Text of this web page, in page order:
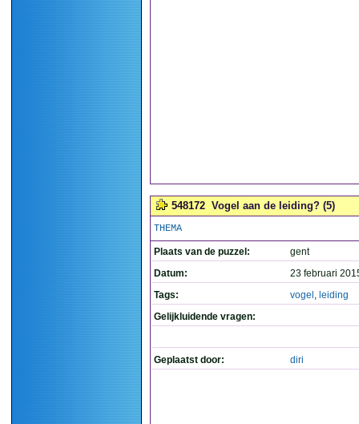
548172 Vogel aan de leiding? (5)
THEMA
Plaats van de puzzel:
gent
Datum:
23 februari
Tags:
vogel , leiding
Gelijkluidende vragen:
Geplaatst door: diri